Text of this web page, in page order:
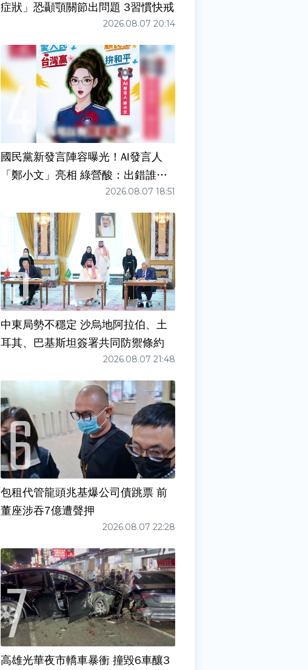
症狀」恐顳顎關節出問題 3習慣快戒
2026.08.07 20:14
國民黨新發言陣容曝光！AI發言人
「鄭小文」亮相 綠營酸：出錯誰負
2026.08.07 18:51
中東局勢不穩定 沙烏地阿拉伯、土
耳其、巴基斯坦簽署共同防禦條約
2026.08.07 21:48
包租代管龍頭兆基爆公司債跳票 前
董座涉吞7億遭聲押
2026.08.07 22:28
高雄光華夜市轎車暴衝 撞毀6車釀3